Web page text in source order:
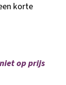
korte
op prijs